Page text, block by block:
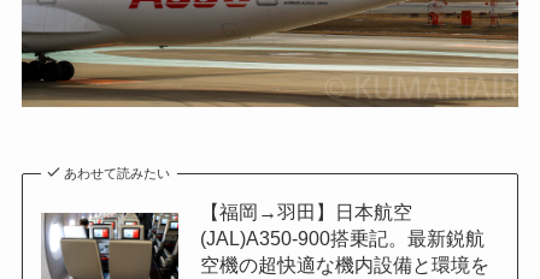
あわせて読みたい
【福岡→羽田】日本航空
(JAL)A350-900搭乗記。最新鋭航
空機の超快適な機内設備と環境を